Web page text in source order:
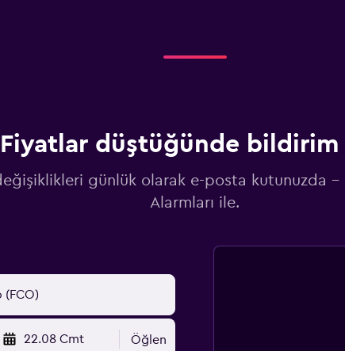
Fiyatlar düştüğünde bildirim
günlük olarak e-posta kutunuzda -
Alarmları ile.
22.08 Cmt Öğlen